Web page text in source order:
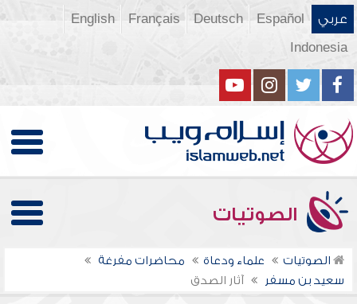
عربي Español
Deutsch
Français
English
Indonesia
الصوتيات
الصوتيات علماء ودعاة
محاضرات مفرغة
سعيد بن مسفر
آثار الصدق